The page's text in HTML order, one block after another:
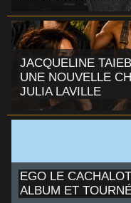
JACQUELINE
UNE NOUVELLE
JULIA LAVILLE
EGO LE
ALBUM ET